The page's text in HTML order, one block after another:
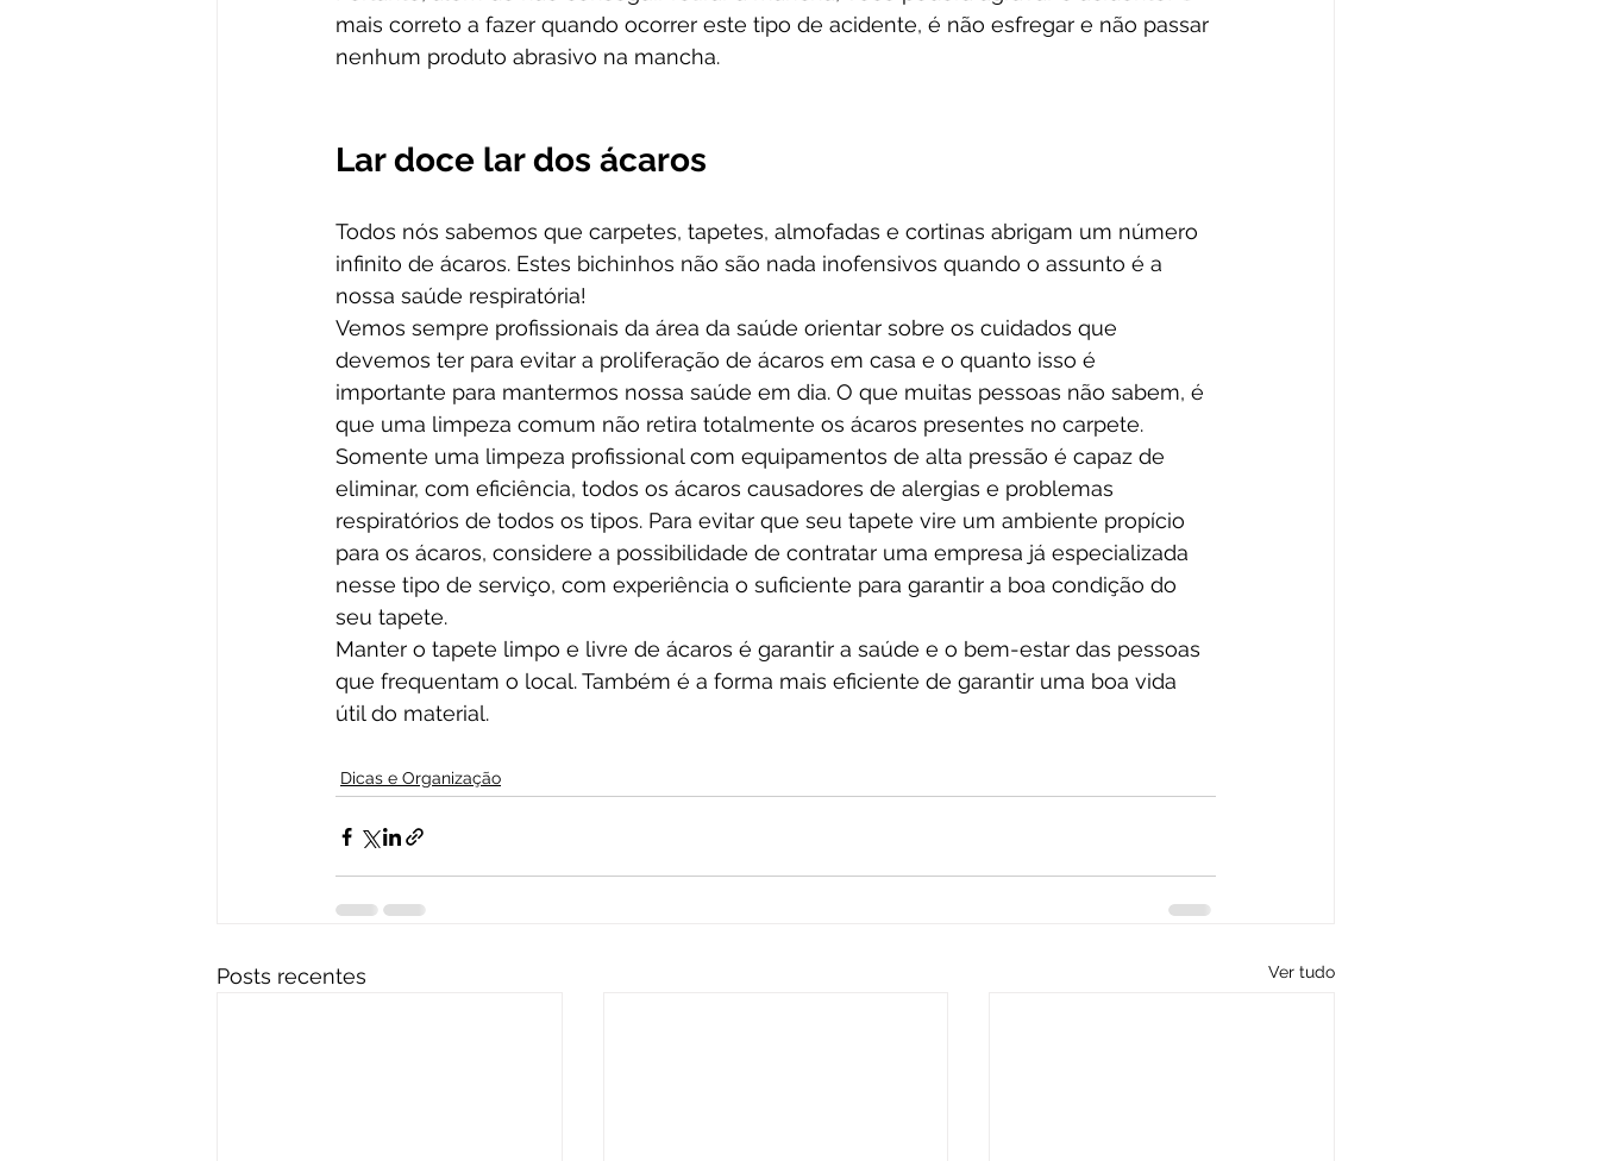
mais correto a fazer quando ocorrer este tipo de acidente, é não esfregar e não passar
nenhum produto abrasivo na mancha.
Lar doce lar dos ácaros
Todos nós sabemos que carpetes, tapetes, almofadas e cortinas abrigam um número
infinito de ácaros. Estes bichinhos não são nada inofensivos quando o assunto é a
nossa saúde respiratória!
Vemos sempre profissionais da área da saúde orientar sobre os cuidados que
devemos ter para evitar a proliferação de ácaros em casa e o quanto isso é
importante para mantermos nossa saúde em dia. O que muitas pessoas não sabem, é
que uma limpeza comum não retira totalmente os ácaros presentes no carpete.
Somente uma limpeza profissional com equipamentos de alta pressão é capaz de
eliminar, com eficiência, todos os ácaros causadores de alergias e problemas
respiratórios de todos os tipos. Para evitar que seu tapete vire um ambiente propício
para os ácaros, considere a possibilidade de contratar uma empresa já especializada
nesse tipo de serviço, com experiência o suficiente para garantir a boa condição do
seu tapete.
Manter o tapete limpo e livre de ácaros é garantir a saúde e o bem-estar das pessoas
que frequentam o local. Também é a forma mais eficiente de garantir uma boa vida
útil do material.
Dicas e Organização
Posts recentes Ver tudo